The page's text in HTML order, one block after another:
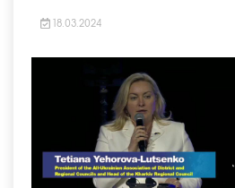
18.03.2024